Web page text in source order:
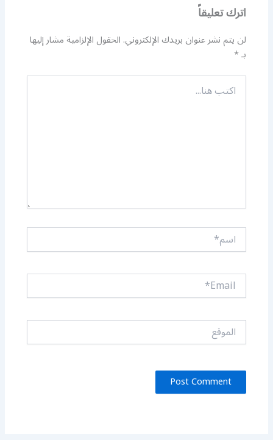
اترك تعليقاً
لن يتم نشر عنوان بريدك الإلكتروني.الحقول الإلزامية مشار إليها
بـ*
اكتب
هنا...
اسم*
Email*
الموقع